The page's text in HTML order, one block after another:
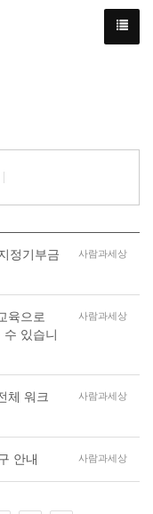
정기부금
사람과세상
육으로
있습니
사람과세상
체 워크
사람과세상
안내 사람과세상